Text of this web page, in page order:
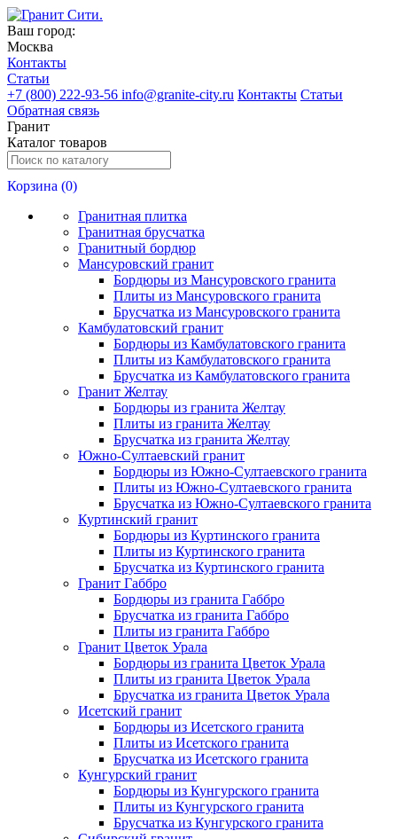
Ваш город:
Москва
Контакты
Статьи
+7 (800) 222-93-56 info@granite-city.ru Контакты Статьи
Обратная связь
Гранит
Каталог товаров
Корзина (0)
Гранитная плитка
Гранитная брусчатка
Гранитный бордюр
Мансуровский гранит
Бордюры из Мансуровского гранита
Плиты из Мансуровского гранита
Брусчатка из Мансуровского гранита
Камбулатовский гранит
Бордюры из Камбулатовского гранита
Плиты из Камбулатовского гранита
Брусчатка из Камбулатовского гранита
Гранит Желтау
Бордюры из гранита Желтау
Плиты из гранита Желтау
Брусчатка из гранита Желтау
Южно-Султаевский гранит
Бордюры из Южно-Султаевского гранита
Плиты из Южно-Султаевского гранита
Брусчатка из Южно-Султаевского гранита
Куртинский гранит
Бордюры из Куртинского гранита
Плиты из Куртинского гранита
Брусчатка из Куртинского гранита
Гранит Габбро
Бордюры из гранита Габбро
Брусчатка из гранита Габбро
Плиты из гранита Габбро
Гранит Цветок Урала
Бордюры из гранита Цветок Урала
Плиты из гранита Цветок Урала
Брусчатка из гранита Цветок Урала
Исетский гранит
Бордюры из Исетского гранита
Плиты из Исетского гранита
Брусчатка из Исетского гранита
Кунгурский гранит
Бордюры из Кунгурского гранита
Плиты из Кунгурского гранита
Брусчатка из Кунгурского гранита